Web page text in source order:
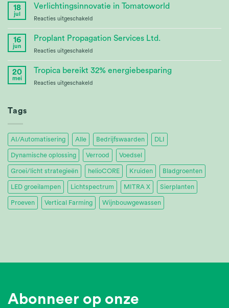
Partnership
18
jul
Verlichtingsinnovatie in Tomatoworld
Reacties uitgeschakeld
Lighting
Innovation
16
jun
Proplant Propagation Services Ltd.
Reacties uitgeschakeld
Proplant
Propagation
20
mei
Tropica bereikt 32% energiebesparing
Reacties uitgeschakeld
Tags
AI/Automatisering Alle Bedrijfswaarden DLI
Dynamische oplossing Verrood Voedsel
Groei/licht strategieën helioCORE Kruiden Bladgroenten
LED groeilampen Lichtspectrum MITRA X Sierplanten
Proeven Vertical Farming Wijnbouwgewassen
Abonneer op onze